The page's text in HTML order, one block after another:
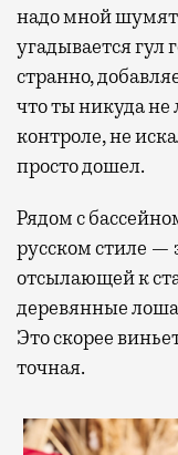
надо мной шумят
угадывается гул
странно,
что ты никуда не
контроле, не
просто дошел.
Рядом с
русском стиле —
отсылающей к
деревянные
Это скорее
точная.